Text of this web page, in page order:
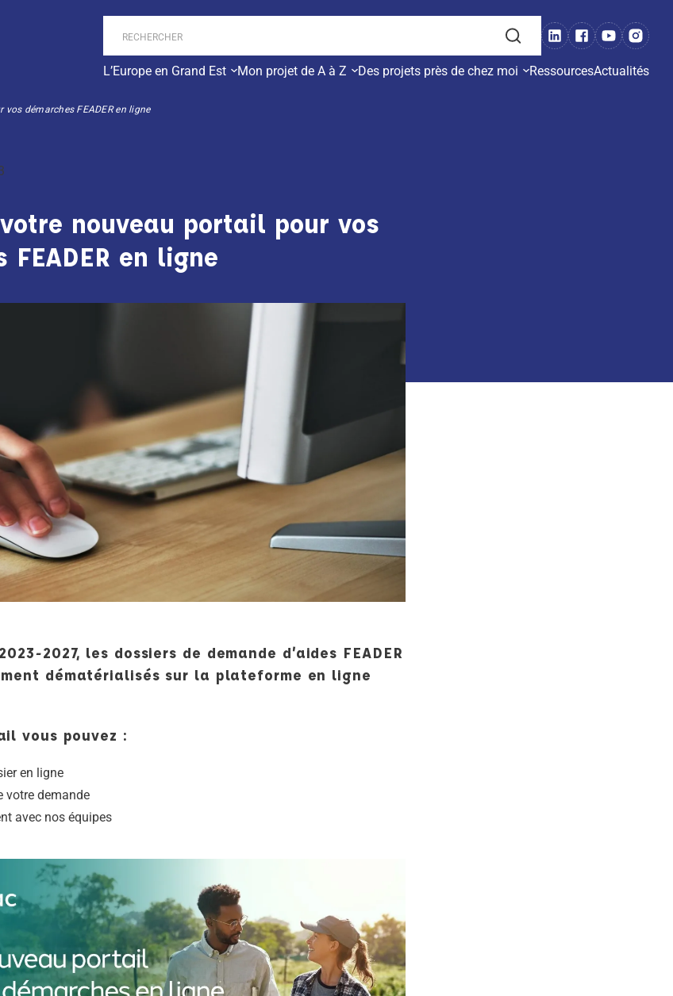
L’Europe en Grand Est Mon projet de A à Z Des projets près de chez moi RessourcesActualités
vos démarches FEADER en ligne
votre nouveau portail pour vos
FEADER en ligne
2027, les dossiers de demande d’aides FEADER
dématérialisés sur la plateforme en ligne
vous pouvez :
en ligne
votre demande
avec nos équipes